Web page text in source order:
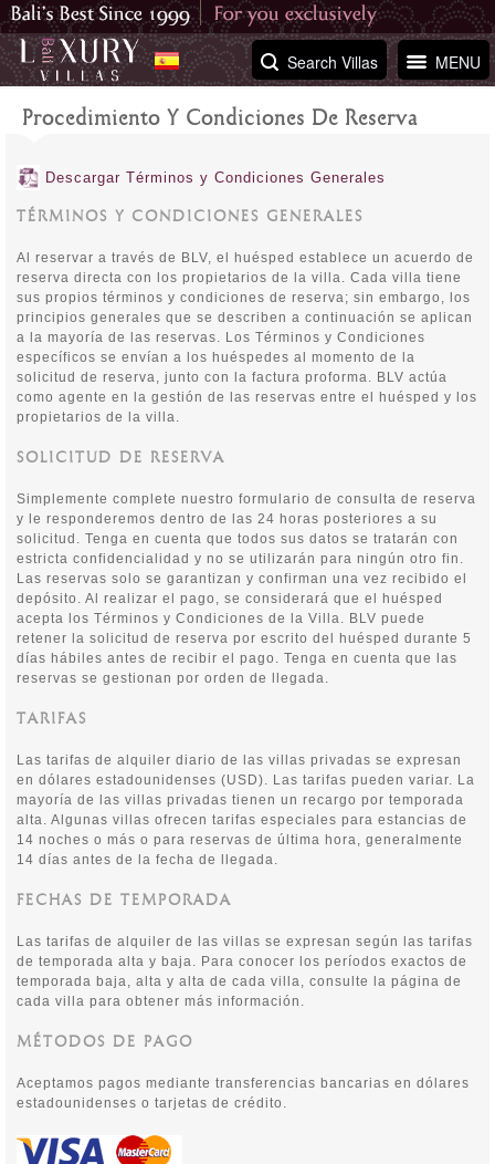
MENU
Search Villas
Procedimiento Y Condiciones De Reserva
Descargar Términos y Condiciones Generales
TÉRMINOS Y CONDICIONES GENERALES
Al reservar a través de BLV, el huésped establece un acuerdo de
reserva directa con los propietarios de la villa. Cada villa tiene
sus propios términos y condiciones de reserva; sin embargo, los
principios generales que se describen a continuación se aplican
a la mayoría de las reservas. Los Términos y Condiciones
específicos se envían a los huéspedes al momento de la
solicitud de reserva, junto con la factura proforma. BLV actúa
como agente en la gestión de las reservas entre el huésped y los
propietarios de la villa.
SOLICITUD DE RESERVA
Simplemente complete nuestro formulario de consulta de reserva
y le responderemos dentro de las 24 horas posteriores a su
solicitud. Tenga en cuenta que todos sus datos se tratarán con
estricta confidencialidad y no se utilizarán para ningún otro fin.
Las reservas solo se garantizan y confirman una vez recibido el
depósito. Al realizar el pago, se considerará que el huésped
acepta los Términos y Condiciones de la Villa. BLV puede
retener la solicitud de reserva por escrito del huésped durante 5
días hábiles antes de recibir el pago. Tenga en cuenta que las
reservas se gestionan por orden de llegada.
TARIFAS
Las tarifas de alquiler diario de las villas privadas se expresan
en dólares estadounidenses (USD). Las tarifas pueden variar. La
mayoría de las villas privadas tienen un recargo por temporada
alta. Algunas villas ofrecen tarifas especiales para estancias de
14 noches o más o para reservas de última hora, generalmente
14 días antes de la fecha de llegada.
FECHAS DE TEMPORADA
Las tarifas de alquiler de las villas se expresan según las tarifas
de temporada alta y baja. Para conocer los períodos exactos de
temporada baja, alta y alta de cada villa, consulte la página de
cada villa para obtener más información.
MÉTODOS DE PAGO
Aceptamos pagos mediante transferencias bancarias en dólares
estadounidenses o tarjetas de crédito.